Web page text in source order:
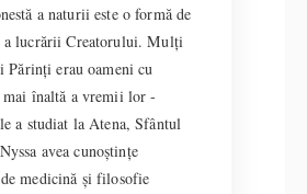
a naturii este o formă de
a lucrării Creatorului. Mulți
erau oameni cu
mai înaltă a vremii lor -
a studiat la Atena, Sfântul
avea cunoștințe
medicină și filosofie